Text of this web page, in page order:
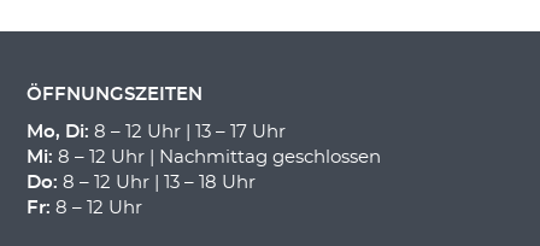
ÖFFNUNGSZEITEN
Mo, Di: 8 – 12 Uhr | 13 – 17 Uhr
Mi: 8 – 12 Uhr | Nachmittag geschlossen
Do: 8 – 12 Uhr | 13 – 18 Uhr
Fr: 8 – 12 Uhr